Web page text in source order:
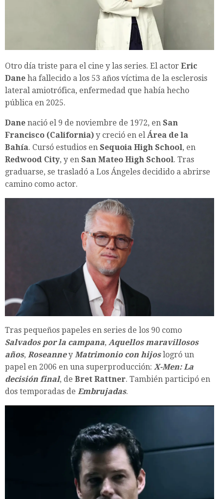
Otro día triste para el cine y las series. El actor Eric
Dane ha fallecido a los 53 años víctima de la esclerosis
lateral amiotrófica, enfermedad que había hecho
pública en 2025.
Dane nació el 9 de noviembre de 1972, en San
Francisco (California) y creció en el Área de la
Bahía. Cursó estudios en Sequoia High School, en
Redwood City, y en San Mateo High School. Tras
graduarse, se trasladó a Los Ángeles decidido a abrirse
camino como actor.
Tras pequeños papeles en series de los 90 como
Salvados por la campana, Aquellos maravillosos
años, Roseanney Matrimonio con hijoslogró un
papel en 2006 en una superproducción: X-Men: La
decisión final, de Bret Rattner. También participó en
dos temporadas de Embrujadas.